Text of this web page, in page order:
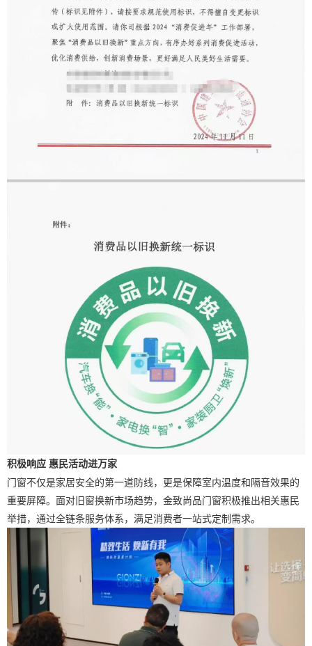
积极响应 惠民活动进万家
门窗不仅是家居安全的第一道防线，更是保障室内温度和隔音效果的
重要屏障。面对旧窗换新市场趋势，金致尚品门窗积极推出相关惠民
举措，通过全链条服务体系，满足消费者一站式定制需求。